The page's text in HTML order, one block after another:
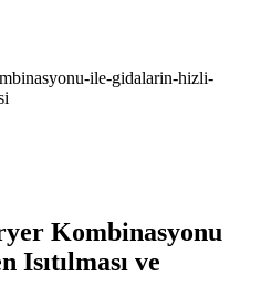
ile-gidalarin-hizli-
Kombinasyonu
Isıtılması ve